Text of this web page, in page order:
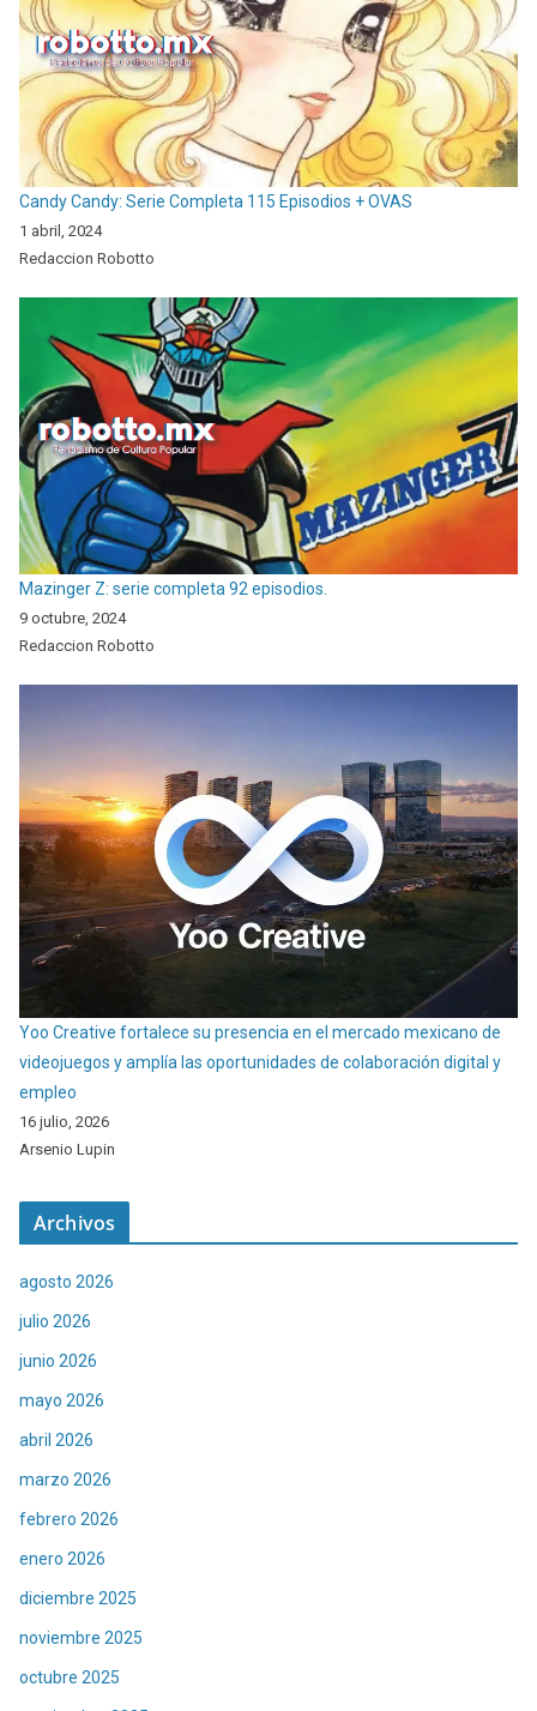
Candy Candy: Serie Completa 115 Episodios + OVAS
1 abril, 2024
Redaccion Robotto
Mazinger Z: serie completa 92 episodios.
9 octubre, 2024
Redaccion Robotto
Yoo Creative fortalece su presencia en el mercado mexicano de
videojuegos y amplía las oportunidades de colaboración digital y
empleo
16 julio, 2026
Arsenio Lupin
Archivos
agosto 2026
julio 2026
junio 2026
mayo 2026
abril 2026
marzo 2026
febrero 2026
enero 2026
diciembre 2025
noviembre 2025
octubre 2025